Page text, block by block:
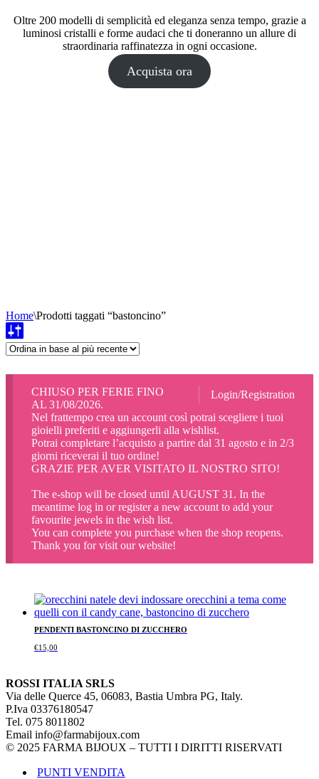
Oltre 200 modelli di semplicità ed eleganza senza tempo, grazie a
luminosi cristalli e forme audaci che ti doneranno un allure di
straordinaria raffinatezza in ogni occasione.
Acquista ora
Home\Prodotti taggati “bastoncino”
Login/Registration
CHIUSO PER FERIE FINO
AL 31/08/2026.
Nel frattempo crea un account così potrai scegliere i tuoi
gioielli preferiti e aggiungerli alla wishlist.
Potrai completare l’acquisto a partire dal 31 agosto e in 2/3
giorni riceverai il tuo ordine!
GRAZIE PER AVER VISITATO IL NOSTRO SITO!
The e-shop will be closed until AUGUST 31. In the
meantime log in or register a new account to add your
favourite jewels in the wish list.
You can complete you purchase when the shop reopens.
Thank you for visit our website!
PENDENTI BASTONCINO DI ZUCCHERO
€15,00
ROSSI ITALIA SRLS
Via delle Querce 45, 06083, Bastia Umbra PG, Italy.
P.Iva 03376180547
Tel. 075 8011802
Email info@farmabijoux.com
© 2025 FARMA BIJOUX – TUTTI I DIRITTI RISERVATI
PUNTI VENDITA